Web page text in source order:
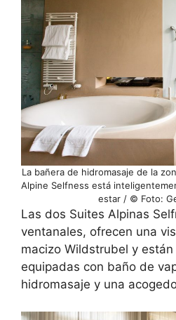
La bañera de hidromasaje de la
Alpine Selfness está
estar / © Foto:
Las dos Suites Alpinas
ventanales, ofrecen una
macizo Wildstrubel y
equipadas con baño de
hidromasaje y una